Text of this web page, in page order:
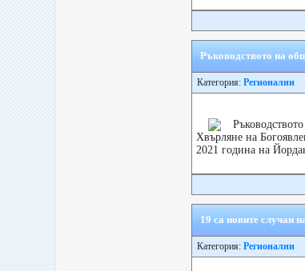
Ръководството на
Категория: Регионални
Хвърляне на
2021 година на
19 са новите случаи
Категория: Регионални